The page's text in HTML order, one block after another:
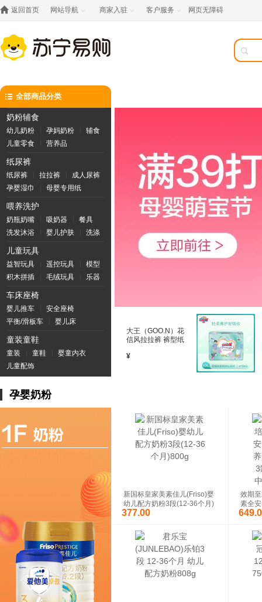
 返回首页 网站导航  商家入驻  客户服务  网页无障碍

全部商品分类
奶粉辅食
幼儿奶粉 孕妈奶粉
辅食
儿童零食
营养品
纸尿裤
纸尿裤 拉拉裤
成人尿裤
孕婴湿巾
母婴专用纸
喂养洗护
奶瓶奶嘴 吸奶器
餐具
洗发沐浴
婴儿护肤 洗涤
儿童玩具
益智玩具 遥控玩具
模型
积木拼插
毛绒玩具 乐器
车床座椅
婴儿推车
安全座椅
平衡/滑板车
婴儿床
童装童鞋
童装 童鞋
婴童内衣
儿童配饰
大王（GOO.N）花
信风拉拉裤 裤型纸
（XXL号） 30片
¥
孕婴奶粉
新国标皇家美素佳儿(Friso)婴
幼儿配方奶粉3段(12-36个月)
800g
377.00
效期
素全
850g